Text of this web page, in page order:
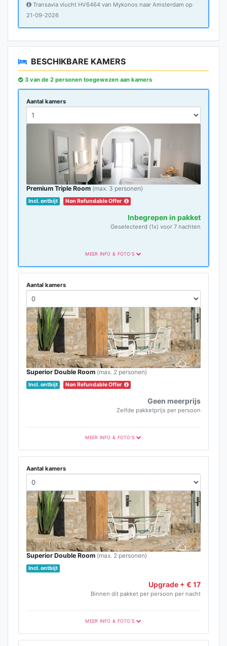
Transavia vlucht HV6464 van Mykonos naar Amsterdam op
21-09-2026
BESCHIKBARE KAMERS
3 van de 2 personen toegewezen aan kamers
Aantal kamers
Premium Triple Room (max. 3 personen)
Incl. ontbijt Non Refundable Offer
Inbegrepen in pakket
Geselecteerd (1x) voor 7 nachten
MEER INFO & FOTO'S
Aantal kamers
Superior Double Room (max. 2 personen)
Incl. ontbijt Non Refundable Offer
Geen meerprijs
Zelfde pakketprijs per persoon
MEER INFO & FOTO'S
Aantal kamers
Superior Double Room (max. 2 personen)
Incl. ontbijt
Upgrade + € 17
Binnen dit pakket per persoon per nacht
MEER INFO & FOTO'S